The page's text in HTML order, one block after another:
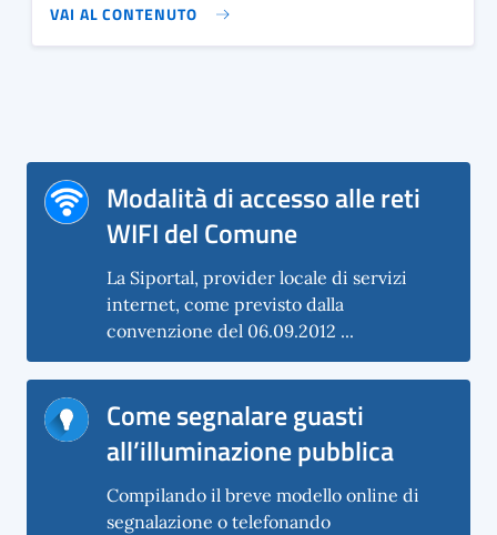
VAI AL CONTENUTO
Modalità di accesso alle reti
WIFI del Comune
La Siportal, provider locale di servizi
internet, come previsto dalla
convenzione del 06.09.2012 ...
Come segnalare guasti
all’illuminazione pubblica
Compilando il breve modello online di
segnalazione o telefonando